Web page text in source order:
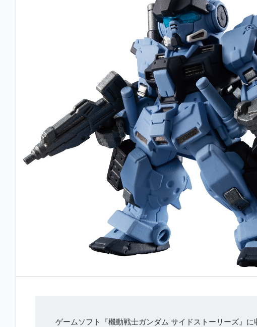
ゲームソフト『機動戦士ガンダム サイドストーリーズ』